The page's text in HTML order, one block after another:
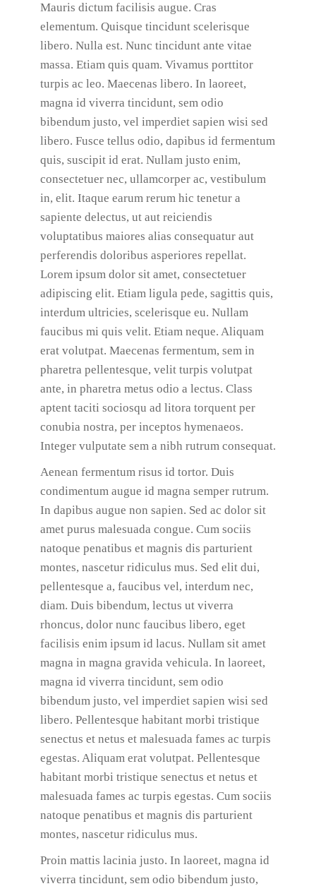
Mauris dictum facilisis augue. Cras
elementum. Quisque tincidunt scelerisque
libero. Nulla est. Nunc tincidunt ante vitae
massa. Etiam quis quam. Vivamus porttitor
turpis ac leo. Maecenas libero. In laoreet,
magna id viverra tincidunt, sem odio
bibendum justo, vel imperdiet sapien wisi sed
libero. Fusce tellus odio, dapibus id fermentum
quis, suscipit id erat. Nullam justo enim,
consectetuer nec, ullamcorper ac, vestibulum
in, elit. Itaque earum rerum hic tenetur a
sapiente delectus, ut aut reiciendis
voluptatibus maiores alias consequatur aut
perferendis doloribus asperiores repellat.
Lorem ipsum dolor sit amet, consectetuer
adipiscing elit. Etiam ligula pede, sagittis quis,
interdum ultricies, scelerisque eu. Nullam
faucibus mi quis velit. Etiam neque. Aliquam
erat volutpat. Maecenas fermentum, sem in
pharetra pellentesque, velit turpis volutpat
ante, in pharetra metus odio a lectus. Class
aptent taciti sociosqu ad litora torquent per
conubia nostra, per inceptos hymenaeos.
Integer vulputate sem a nibh rutrum consequat.
Aenean fermentum risus id tortor. Duis
condimentum augue id magna semper rutrum.
In dapibus augue non sapien. Sed ac dolor sit
amet purus malesuada congue. Cum sociis
natoque penatibus et magnis dis parturient
montes, nascetur ridiculus mus. Sed elit dui,
pellentesque a, faucibus vel, interdum nec,
diam. Duis bibendum, lectus ut viverra
rhoncus, dolor nunc faucibus libero, eget
facilisis enim ipsum id lacus. Nullam sit amet
magna in magna gravida vehicula. In laoreet,
magna id viverra tincidunt, sem odio
bibendum justo, vel imperdiet sapien wisi sed
libero. Pellentesque habitant morbi tristique
senectus et netus et malesuada fames ac turpis
egestas. Aliquam erat volutpat. Pellentesque
habitant morbi tristique senectus et netus et
malesuada fames ac turpis egestas. Cum sociis
natoque penatibus et magnis dis parturient
montes, nascetur ridiculus mus.
Proin mattis lacinia justo. In laoreet, magna id
viverra tincidunt, sem odio bibendum justo,